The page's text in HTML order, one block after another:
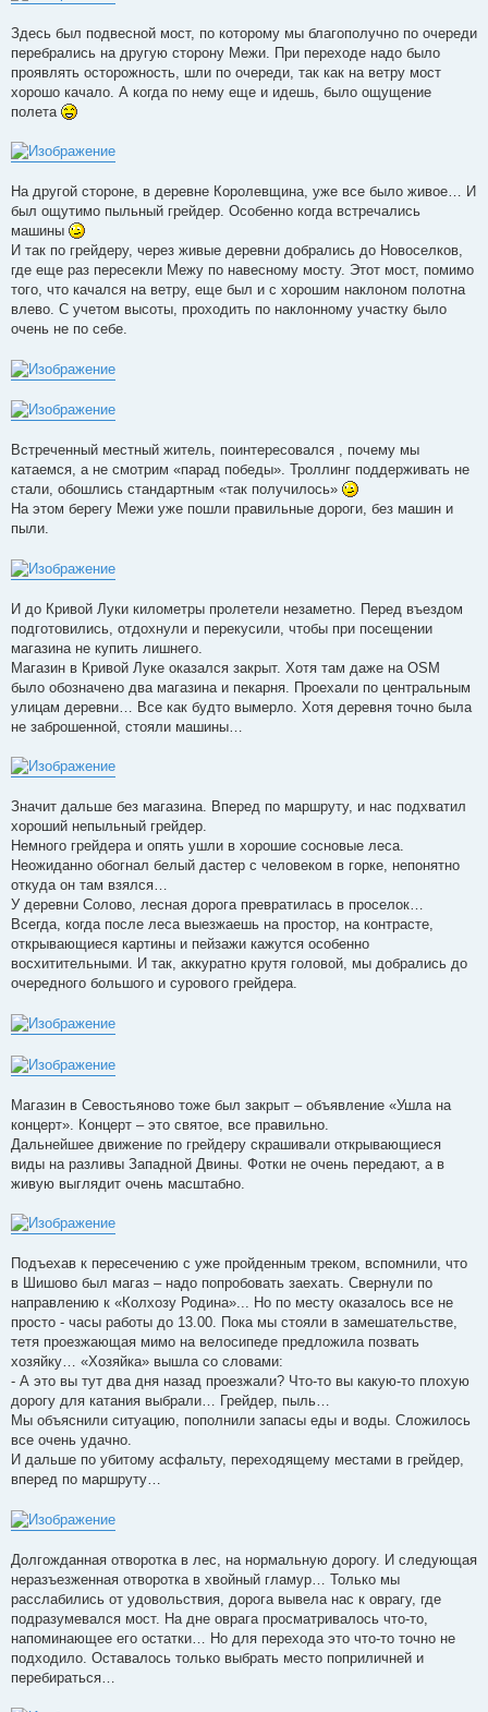
Здесь был подвесной мост, по которому мы благополучно по очереди
перебрались на другую сторону Межи. При переходе надо было
проявлять осторожность, шли по очереди, так как на ветру мост
хорошо качало. А когда по нему еще и идешь, было ощущение
полета
На другой стороне, в деревне Королевщина, уже все было живое… И
был ощутимо пыльный грейдер. Особенно когда встречались
машины
И так по грейдеру, через живые деревни добрались до Новоселков,
где еще раз пересекли Межу по навесному мосту. Этот мост, помимо
того, что качался на ветру, еще был и с хорошим наклоном полотна
влево. С учетом высоты, проходить по наклонному участку было
очень не по себе.
Встреченный местный житель, поинтересовался , почему мы
катаемся, а не смотрим «парад победы». Троллинг поддерживать не
стали, обошлись стандартным «так получилось»
На этом берегу Межи уже пошли правильные дороги, без машин и
пыли.
И до Кривой Луки километры пролетели незаметно. Перед въездом
подготовились, отдохнули и перекусили, чтобы при посещении
магазина не купить лишнего.
Магазин в Кривой Луке оказался закрыт. Хотя там даже на OSM
было обозначено два магазина и пекарня. Проехали по центральным
улицам деревни… Все как будто вымерло. Хотя деревня точно была
не заброшенной, стояли машины…
Значит дальше без магазина. Вперед по маршруту, и нас подхватил
хороший непыльный грейдер.
Немного грейдера и опять ушли в хорошие сосновые леса.
Неожиданно обогнал белый дастер с человеком в горке, непонятно
откуда он там взялся…
У деревни Солово, лесная дорога превратилась в проселок…
Всегда, когда после леса выезжаешь на простор, на контрасте,
открывающиеся картины и пейзажи кажутся особенно
восхитительными. И так, аккуратно крутя головой, мы добрались до
очередного большого и сурового грейдера.
Магазин в Севостьяново тоже был закрыт – объявление «Ушла на
концерт». Концерт – это святое, все правильно.
Дальнейшее движение по грейдеру скрашивали открывающиеся
виды на разливы Западной Двины. Фотки не очень передают, а в
живую выглядит очень масштабно.
Подъехав к пересечению с уже пройденным треком, вспомнили, что
в Шишово был магаз – надо попробовать заехать. Свернули по
направлению к «Колхозу Родина»... Но по месту оказалось все не
просто - часы работы до 13.00. Пока мы стояли в замешательстве,
тетя проезжающая мимо на велосипеде предложила позвать
хозяйку… «Хозяйка» вышла со словами:
- А это вы тут два дня назад проезжали? Что-то вы какую-то плохую
дорогу для катания выбрали… Грейдер, пыль…
Мы объяснили ситуацию, пополнили запасы еды и воды. Сложилось
все очень удачно.
И дальше по убитому асфальту, переходящему местами в грейдер,
вперед по маршруту…
Долгожданная отворотка в лес, на нормальную дорогу. И следующая
неразъезженная отворотка в хвойный гламур… Только мы
расслабились от удовольствия, дорога вывела нас к оврагу, где
подразумевался мост. На дне оврага просматривалось что-то,
напоминающее его остатки… Но для перехода это что-то точно не
подходило. Оставалось только выбрать место поприличней и
перебираться…